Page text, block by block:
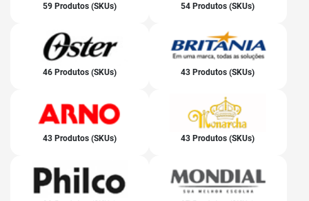
59 Produtos (SKUs) 54 Produtos (SKUs)
46 Produtos (SKUs) 43 Produtos (SKUs)
43 Produtos (SKUs) 43 Produtos (SKUs)